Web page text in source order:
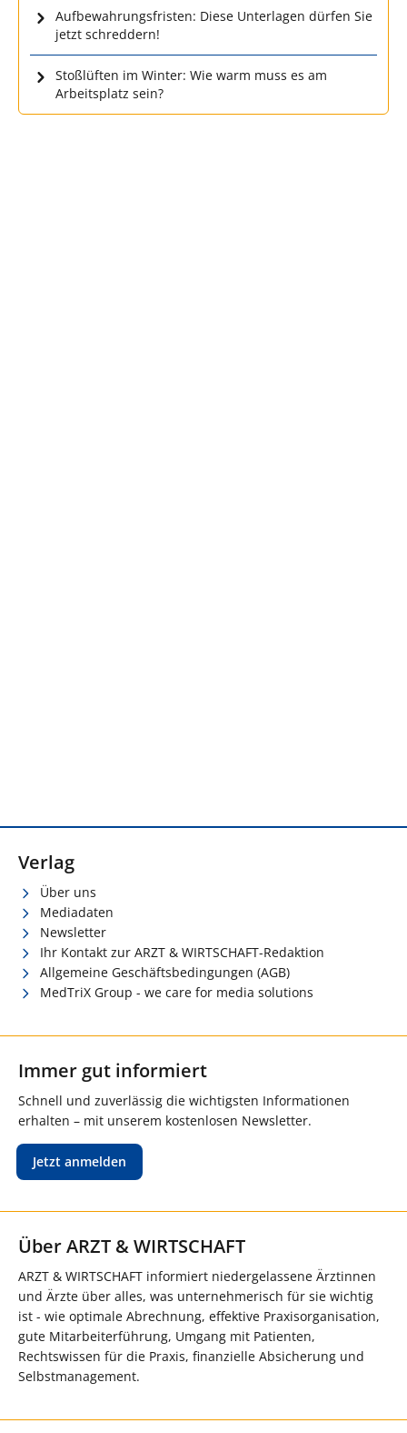
Aufbewahrungsfristen: Diese Unterlagen dürfen Sie
jetzt schreddern!
Stoßlüften im Winter: Wie warm muss es am
Arbeitsplatz sein?
Verlag
Über uns
Mediadaten
Newsletter
Ihr Kontakt zur ARZT & WIRTSCHAFT-Redaktion
Allgemeine Geschäftsbedingungen (AGB)
MedTriX Group - we care for media solutions
Immer gut informiert
Schnell und zuverlässig die wichtigsten Informationen
erhalten – mit unserem kostenlosen Newsletter.
Jetzt anmelden
Über ARZT & WIRTSCHAFT
ARZT & WIRTSCHAFT informiert niedergelassene Ärztinnen
und Ärzte über alles, was unternehmerisch für sie wichtig
ist - wie optimale Abrechnung, effektive Praxisorganisation,
gute Mitarbeiterführung, Umgang mit Patienten,
Rechtswissen für die Praxis, finanzielle Absicherung und
Selbstmanagement.